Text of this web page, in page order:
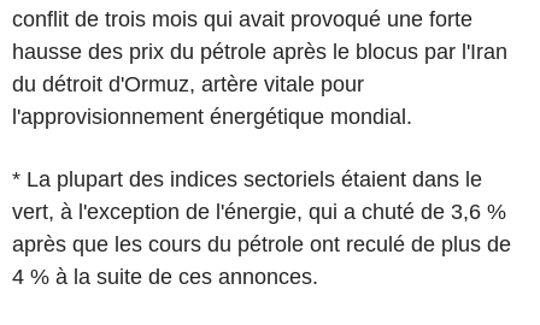
conflit de trois mois qui avait provoqué une forte
hausse des prix du pétrole après le blocus par l'Iran
du détroit d'Ormuz, artère vitale pour
l'approvisionnement énergétique mondial.
* La plupart des indices sectoriels étaient dans le
vert, à l'exception de l'énergie, qui a chuté de 3,6 %
après que les cours du pétrole ont reculé de plus de
4 % à la suite de ces annonces.